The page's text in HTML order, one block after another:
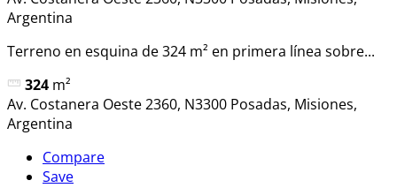
Argentina
Terreno en esquina de 324 m² en primera línea sobre...
324 m²
Av. Costanera Oeste 2360, N3300 Posadas, Misiones,
Argentina
Compare
Save